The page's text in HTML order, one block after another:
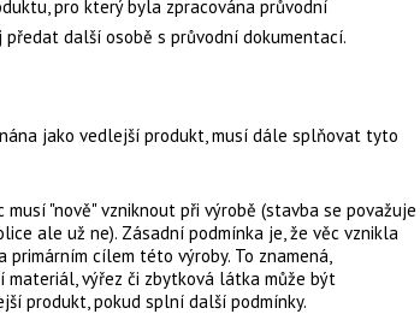
pro který byla zpracována průvodní
další osobě s průvodní dokumentací.
jako vedlejší produkt, musí dále splňovat tyto
musí "nově" vzniknout při výrobě (stavba se považuje
ale už ne). Zásadní podmínka je, že věc vznikla
primárním cílem této výroby. To znamená,
materiál, výřez či zbytková látka může být
produkt, pokud splní další podmínky.